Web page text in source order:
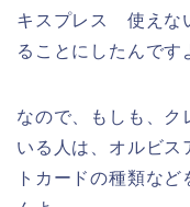
キスプレス 使えな
ることにしたんです
なので、もしも、ク
いる人は、オルビス
トカードの種類な